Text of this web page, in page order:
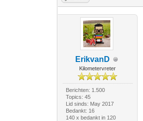
ErikvanD
Kilometervreter
Berichten: 1.500
Topics: 45
Lid sinds: May 2017
Bedankt: 16
140 x bedankt in 120